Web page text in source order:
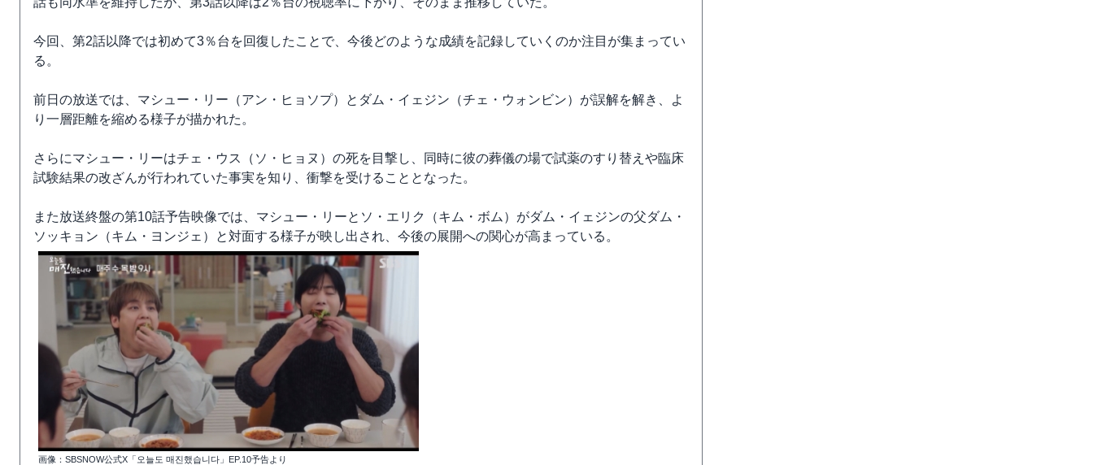
今回、第2話以降では初めて3％台を回復したことで、今後どのような成績を記録していくのか注目が集まってい
る。
前日の放送では、マシュー・リー（アン・ヒョソプ）とダム・イェジン（チェ・ウォンビン）が誤解を解き、よ
り一層距離を縮める様子が描かれた。
さらにマシュー・リーはチェ・ウス（ソ・ヒョヌ）の死を目撃し、同時に彼の葬儀の場で試薬のすり替えや臨床
試験結果の改ざんが行われていた事実を知り、衝撃を受けることとなった。
また放送終盤の第10話予告映像では、マシュー・リーとソ・エリク（キム・ボム）がダム・イェジンの父ダム・
ソッキョン（キム・ヨンジェ）と対面する様子が映し出され、今後の展開への関心が高まっている。
画像：SBSNOW公式X「오늘도 매진했습니다」EP.10予告より